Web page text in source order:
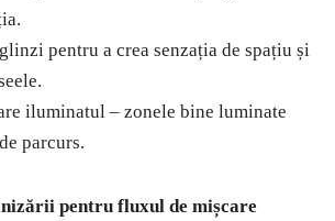
pentru a crea senzația de spațiu și
iluminatul – zonele bine luminate
parcurs.
pentru fluxul de mișcare